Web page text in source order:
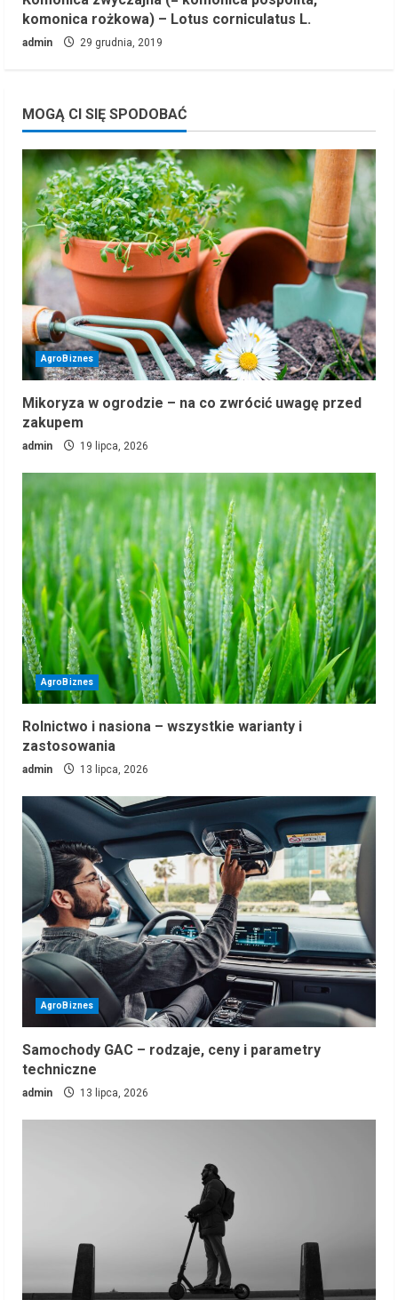
komonica rożkowa) – Lotus corniculatus L.
admin 29 grudnia, 2019
MOGĄ CI SIĘ SPODOBAĆ
AgroBiznes
Mikoryza w ogrodzie – na co zwrócić uwagę przed
zakupem
admin 19 lipca, 2026
AgroBiznes
Rolnictwo i nasiona – wszystkie warianty i
zastosowania
admin 13 lipca, 2026
AgroBiznes
Samochody GAC – rodzaje, ceny i parametry
techniczne
admin 13 lipca, 2026